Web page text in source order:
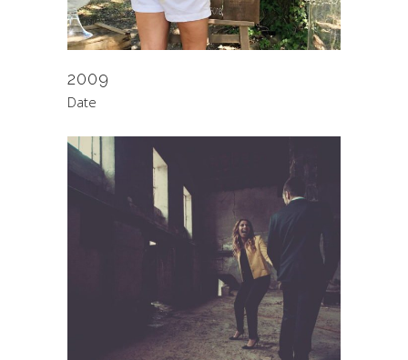
2009
Date